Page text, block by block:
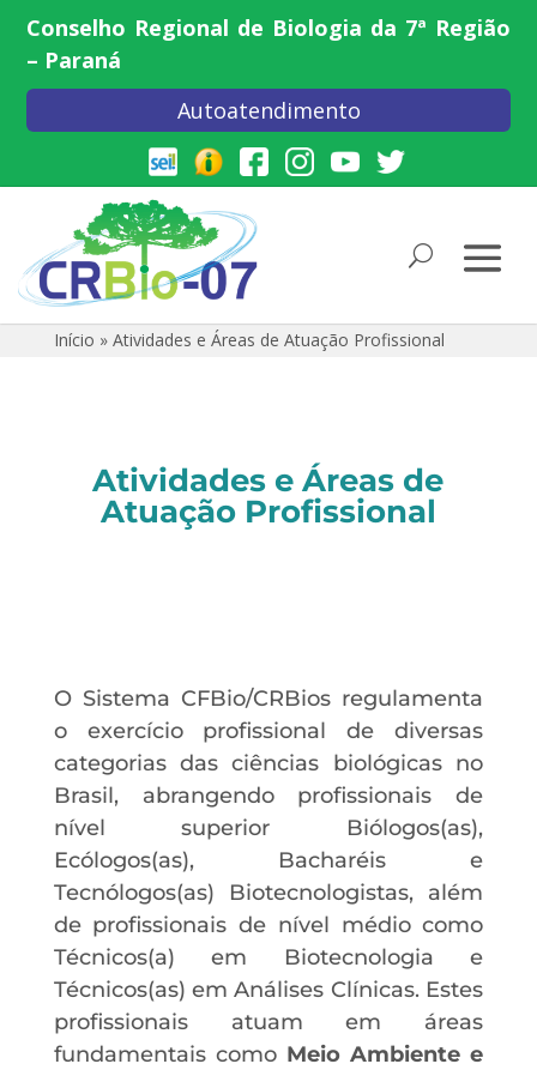
Conselho Regional de Biologia da 7ª Região
– Paraná
Autoatendimento
Início » Atividades e Áreas de Atuação Profissional
Atividades e Áreas de
Atuação Profissional
O Sistema CFBio/CRBios regulamenta
o exercício profissional de diversas
categorias das ciências biológicas no
Brasil, abrangendo profissionais de
nível superior Biólogos(as),
Ecólogos(as), Bacharéis e
Tecnólogos(as) Biotecnologistas, além
de profissionais de nível médio como
Técnicos(a) em Biotecnologia e
Técnicos(as) em Análises Clínicas. Estes
profissionais atuam em áreas
fundamentais como Meio Ambiente e